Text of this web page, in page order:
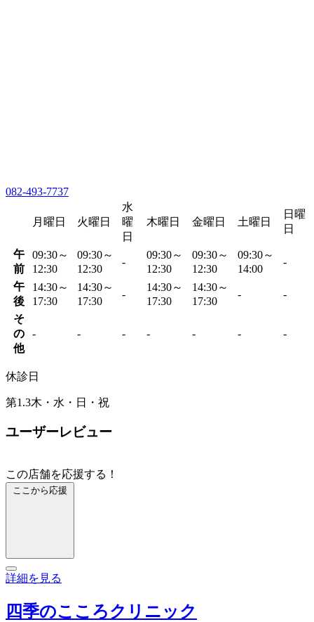
082-493-7737
月曜日 火曜日
水
曜
日
木曜日 金曜日 土曜日
日曜
日
午
前
09:30～
12:30
09:30～
12:30
-
09:30～
12:30
09:30～
12:30
09:30～
14:00
-
午
後
14:30～
17:30
14:30～
17:30
-
14:30～
17:30
14:30～
17:30
- -
そ
の
他
- - - - - - -
休診日
第1.3木・水・日・祝
ユーザーレビュー
この店舗を応援する！
ここから応援
詳細を見る
四季のこころクリニック